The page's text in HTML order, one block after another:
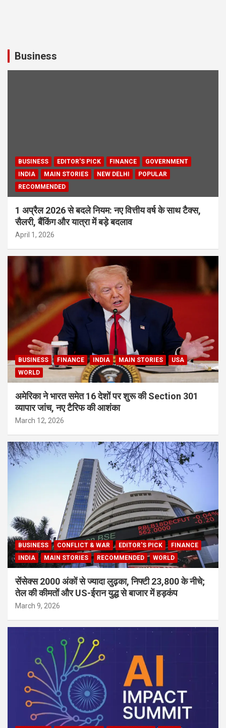
Business
BUSINESS EDITOR'S PICK FINANCE
GOVERNMENT
INDIA
MAIN STORIES NEW DELHI
POPULAR
RECOMMENDED
1 अप्रैल 2026 से बदले नियम: नए वित्तीय वर्ष के साथ टैक्स,
सैलरी, बैंकिंग और यात्रा में बड़े बदलाव
April 1, 2026
BUSINESS FINANCE INDIA MAIN STORIES
USA
WORLD
अमेरिका ने भारत समेत 16 देशों पर शुरू की Section 301
व्यापार जांच, नए टैरिफ की आशंका
March 12, 2026
BUSINESS CONFLICT & WAR EDITOR'S PICK
FINANCE
INDIA
MAIN STORIES RECOMMENDED WORLD
सेंसेक्स 2000 अंकों से ज्यादा लुढ़का, निफ्टी 23,800 के नीचे;
तेल की कीमतों और US-ईरान युद्ध से बाजार में हड़कंप
March 9, 2026